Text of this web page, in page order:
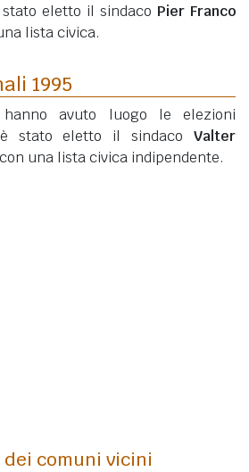
eletto il sindaco Pier Franco
lista civica.
1995
avuto luogo le elezioni
stato eletto il sindaco Valter
con una lista civica indipendente.
comuni vicini